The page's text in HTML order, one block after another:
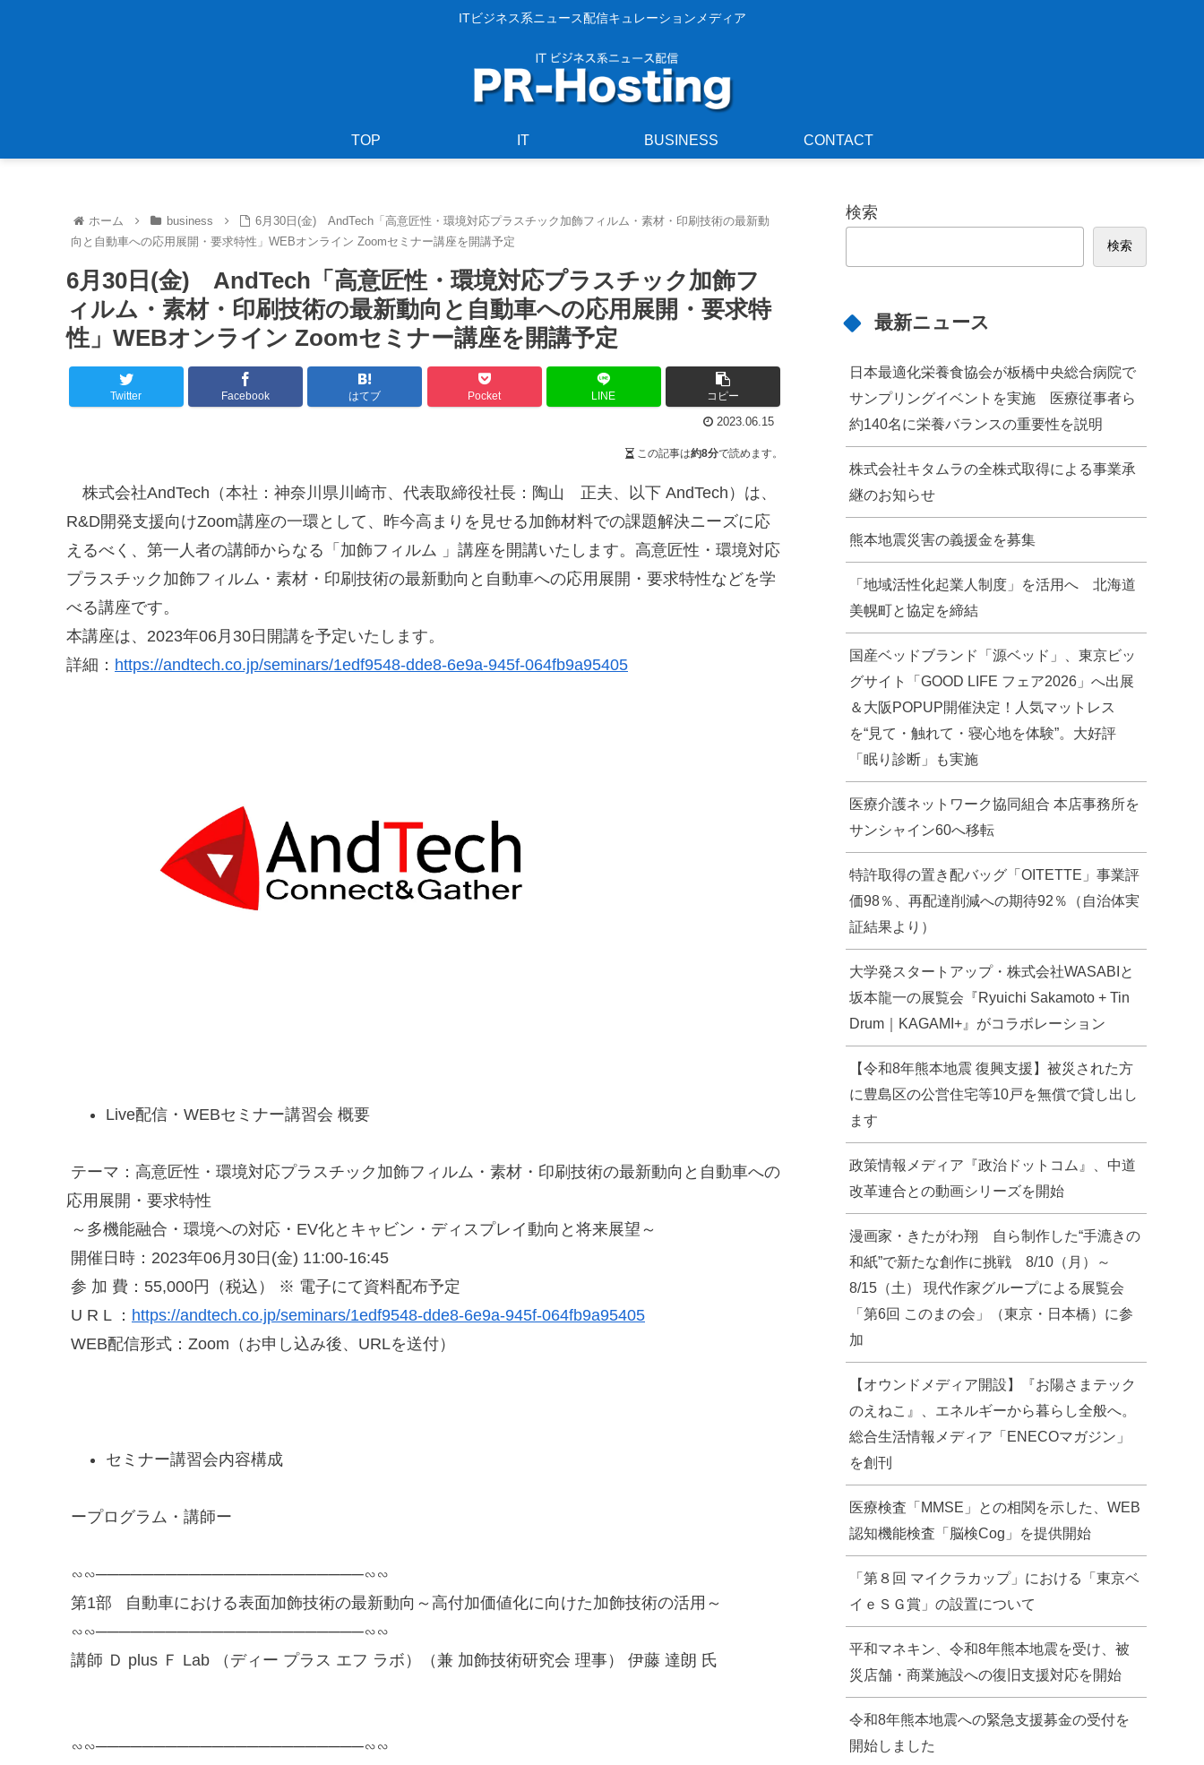
ITビジネス系ニュース配信キュレーションメディア
TOP IT BUSINESS CONTACT
ホーム business
6月30日(金) AndTech「高意匠性・環境対応プラスチック加飾フィルム・素材・印刷技術の最新動
向と自動車への応用展開・要求特性」WEBオンライン Zoomセミナー講座を開講予定
6月30日(金) AndTech「高意匠性・環境対応プラスチック加飾フ
ィルム・素材・印刷技術の最新動向と自動車への応用展開・要求特
性」WEBオンライン Zoomセミナー講座を開講予定
Twitter Facebook はてブ Pocket LINE コピー
2023.06.15
この記事は約8分で読めます。
株式会社AndTech（本社：神奈川県川崎市、代表取締役社長：陶山 正夫、以下 AndTech）は、
R&D開発支援向けZoom講座の一環として、昨今高まりを見せる加飾材料での課題解決ニーズに応
えるべく、第一人者の講師からなる「加飾フィルム 」講座を開講いたします。高意匠性・環境対応
プラスチック加飾フィルム・素材・印刷技術の最新動向と自動車への応用展開・要求特性などを学
べる講座です。
本講座は、2023年06月30日開講を予定いたします。
詳細： https://andtech.co.jp/seminars/1edf9548-dde8-6e9a-945f-064fb9a95405
Live配信・WEBセミナー講習会 概要
テーマ：高意匠性・環境対応プラスチック加飾フィルム・素材・印刷技術の最新動向と自動車への
応用展開・要求特性
～多機能融合・環境への対応・EV化とキャビン・ディスプレイ動向と将来展望～
開催日時：2023年06月30日(金) 11:00-16:45
参 加 費：55,000円（税込） ※ 電子にて資料配布予定
U R L ： https://andtech.co.jp/seminars/1edf9548-dde8-6e9a-945f-064fb9a95405
WEB配信形式：Zoom（お申し込み後、URLを送付）
セミナー講習会内容構成
ープログラム・講師ー
∽∽───────────────────────∽∽
第1部 自動車における表面加飾技術の最新動向～高付加価値化に向けた加飾技術の活用～
∽∽───────────────────────∽∽
講師 Ｄ plus Ｆ Lab （ディー プラス エフ ラボ）（兼 加飾技術研究会 理事） 伊藤 達朗 氏
∽∽───────────────────────∽∽
検索
検索
最新ニュース
日本最適化栄養食協会が板橋中央総合病院で
サンプリングイベントを実施 医療従事者ら
約140名に栄養バランスの重要性を説明
株式会社キタムラの全株式取得による事業承
継のお知らせ
熊本地震災害の義援金を募集
「地域活性化起業人制度」を活用へ 北海道
美幌町と協定を締結
国産ベッドブランド「源ベッド」、東京ビッ
グサイト「GOOD LIFE フェア2026」へ出展
＆大阪POPUP開催決定！人気マットレス
を“見て・触れて・寝心地を体験”。大好評
「眠り診断」も実施
医療介護ネットワーク協同組合 本店事務所を
サンシャイン60へ移転
特許取得の置き配バッグ「OITETTE」事業評
価98％、再配達削減への期待92％（自治体実
証結果より）
大学発スタートアップ・株式会社WASABIと
坂本龍一の展覧会『Ryuichi Sakamoto + Tin
Drum｜KAGAMI+』がコラボレーション
【令和8年熊本地震 復興支援】被災された方
に豊島区の公営住宅等10戸を無償で貸し出し
ます
政策情報メディア『政治ドットコム』、中道
改革連合との動画シリーズを開始
漫画家・きたがわ翔 自ら制作した“手漉きの
和紙”で新たな創作に挑戦 8/10（月）～
8/15（土） 現代作家グループによる展覧会
「第6回 このまの会」（東京・日本橋）に参
加
【オウンドメディア開設】『お陽さまテック
のえねこ』、エネルギーから暮らし全般へ。
総合生活情報メディア「ENECOマガジン」
を創刊
医療検査「MMSE」との相関を示した、WEB
認知機能検査「脳検Cog」を提供開始
「第８回 マイクラカップ」における「東京ベ
イｅＳＧ賞」の設置について
平和マネキン、令和8年熊本地震を受け、被
災店舗・商業施設への復旧支援対応を開始
令和8年熊本地震への緊急支援募金の受付を
開始しました